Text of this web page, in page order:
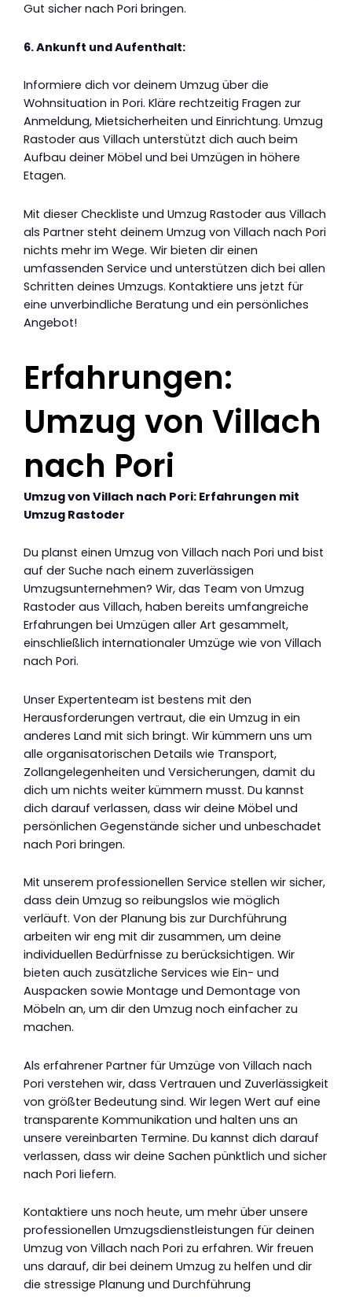
Gut sicher nach Pori bringen.
6. Ankunft und Aufenthalt:
Informiere dich vor deinem Umzug über die
Wohnsituation in Pori. Kläre rechtzeitig Fragen zur
Anmeldung, Mietsicherheiten und Einrichtung. Umzug
Rastoder aus Villach unterstützt dich auch beim
Aufbau deiner Möbel und bei Umzügen in höhere
Etagen.
Mit dieser Checkliste und Umzug Rastoder aus Villach
als Partner steht deinem Umzug von Villach nach Pori
nichts mehr im Wege. Wir bieten dir einen
umfassenden Service und unterstützen dich bei allen
Schritten deines Umzugs. Kontaktiere uns jetzt für
eine unverbindliche Beratung und ein persönliches
Angebot!
Erfahrungen:
Umzug von Villach
nach Pori
Umzug von Villach nach Pori: Erfahrungen mit
Umzug Rastoder
Du planst einen Umzug von Villach nach Pori und bist
auf der Suche nach einem zuverlässigen
Umzugsunternehmen? Wir, das Team von Umzug
Rastoder aus Villach, haben bereits umfangreiche
Erfahrungen bei Umzügen aller Art gesammelt,
einschließlich internationaler Umzüge wie von Villach
nach Pori.
Unser Expertenteam ist bestens mit den
Herausforderungen vertraut, die ein Umzug in ein
anderes Land mit sich bringt. Wir kümmern uns um
alle organisatorischen Details wie Transport,
Zollangelegenheiten und Versicherungen, damit du
dich um nichts weiter kümmern musst. Du kannst
dich darauf verlassen, dass wir deine Möbel und
persönlichen Gegenstände sicher und unbeschadet
nach Pori bringen.
Mit unserem professionellen Service stellen wir sicher,
dass dein Umzug so reibungslos wie möglich
verläuft. Von der Planung bis zur Durchführung
arbeiten wir eng mit dir zusammen, um deine
individuellen Bedürfnisse zu berücksichtigen. Wir
bieten auch zusätzliche Services wie Ein- und
Auspacken sowie Montage und Demontage von
Möbeln an, um dir den Umzug noch einfacher zu
machen.
Als erfahrener Partner für Umzüge von Villach nach
Pori verstehen wir, dass Vertrauen und Zuverlässigkeit
von größter Bedeutung sind. Wir legen Wert auf eine
transparente Kommunikation und halten uns an
unsere vereinbarten Termine. Du kannst dich darauf
verlassen, dass wir deine Sachen pünktlich und sicher
nach Pori liefern.
Kontaktiere uns noch heute, um mehr über unsere
professionellen Umzugsdienstleistungen für deinen
Umzug von Villach nach Pori zu erfahren. Wir freuen
uns darauf, dir bei deinem Umzug zu helfen und dir
die stressige Planung und Durchführung